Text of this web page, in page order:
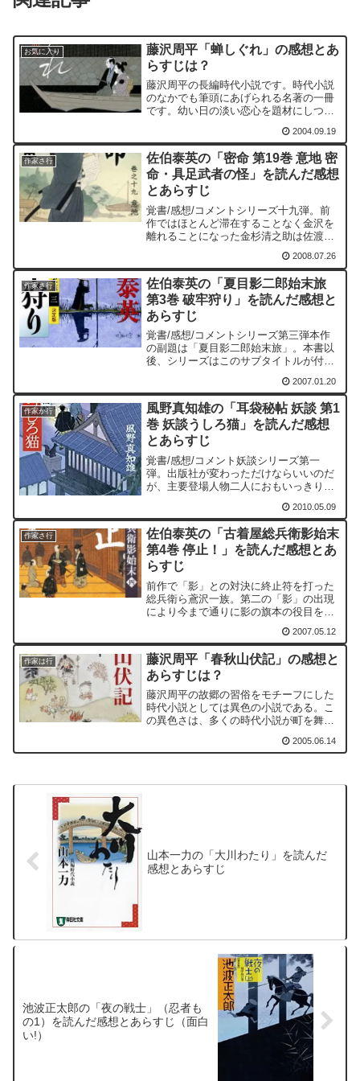
お気に入り
藤沢周平「蝉しぐれ」の感想とあ
らすじは？
藤沢周平の長編時代小説です。時代小説
のなかでも筆頭にあげられる名著の一冊
です。幼い日の淡い恋心を題材にしつ
物語が一つの骨格にあります。2004.09.19
作家さ行
佐伯泰英の「密命 第19巻 意地 密
命・具足武者の怪」を読んだ感想
とあらすじ
覚書/感想/コメントシリーズ十九弾。前
作ではほとんど滞在することなく金沢を
離れることになった金杉清之助は佐渡へ
けた享保十一年の十一月には徳川吉宗の
声掛かりで上覧剣術大試合が行われる。
この上覧剣術大試合には...
2008.07.26
作家さ行
佐伯泰英の「夏目影二郎始末旅
第3巻 破牢狩り」を読んだ感想と
あらすじ
覚書/感想/コメントシリーズ第三弾本作
の副題は「夏目影二郎始末旅」。本書以
後、シリーズはこのサブタイトルが付く
しては、真犯人捜しがあげられると思
う。伝馬町の牢屋敷を抜け出した六人。
五街道で繰り広げられる不...
2007.01.20
作家か行
風野真知雄の「耳袋秘帖 妖談 第1
巻 妖談うしろ猫」を読んだ感想
とあらすじ
覚書/感想/コメント妖談シリーズ第一
弾。出版社が変わっただけならいいのだ
が、主要登場人物二人におもいっきり変
が、新シリーズなので、なっとく。とま
どった具体的な点はいろいろあった。坂
巻弥三郎と栗田次郎左衛門が...
2010.05.09
作家さ行
佐伯泰英の「古着屋総兵衛影始末
第4巻 停止！」を読んだ感想とあ
らすじ
前作で「影」との対決に終止符を打った
総兵衛ら鳶沢一族。第二の「影」の出現
により今まで通りに影の旗本の役目を果
が早速登場するのかと思いきや、本作で
は登場しません。とはいっても、第二の
「影」らしい人物は登場するのです
が...。
2007.05.12
作家は行
藤沢周平「春秋山伏記」の感想と
あらすじは？
藤沢周平の故郷の習俗をモチーフにした
時代小説としては異色の小説である。こ
の異色さは、多くの時代小説が町を舞台
描いた武家ものであるのに対して、本書
らもわかる。
2005.06.14
山本一力の「大川わたり」を読んだ
感想とあらすじ
池波正太郎の「夜の戦士」（忍者も
の1）を読んだ感想とあらすじ（面白
い!）